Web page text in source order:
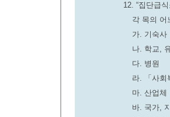
12. “집단급
각 목의 어
가. 기숙사
나. 학교,
다. 병원
라. 「사회
마. 산업체
바. 국가,